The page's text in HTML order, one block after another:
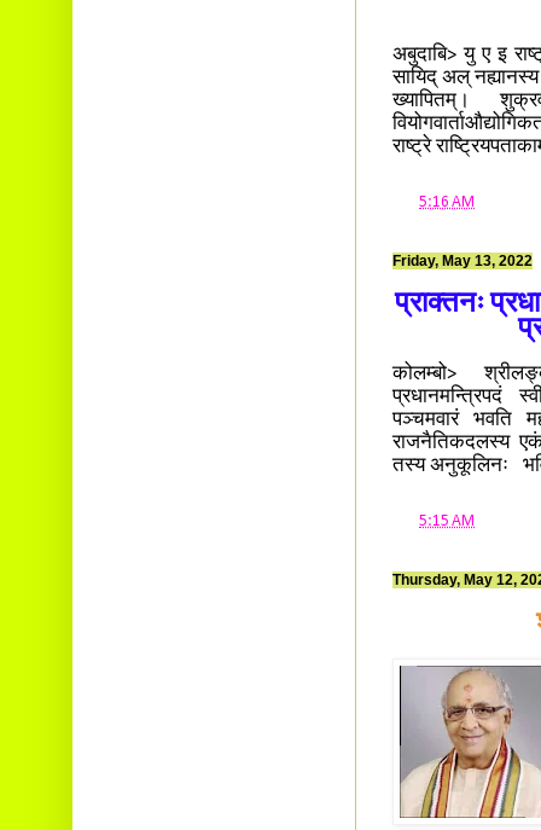
अबुदाबि> यु ए इ
सायिद् अल् नह्यानस्य
ख्यापितम्।
राष्ट्रे
5:16 AM
Friday, May 13, 2022
प्राक्तनः
कोलम्बो>
प्रधानमन्त्रिपदं
पञ्चमवारं भवति
राजनैतिकदलस्य एकं
तस्य अनुकूलिनः
5:15 AM
Thursday, May 12,